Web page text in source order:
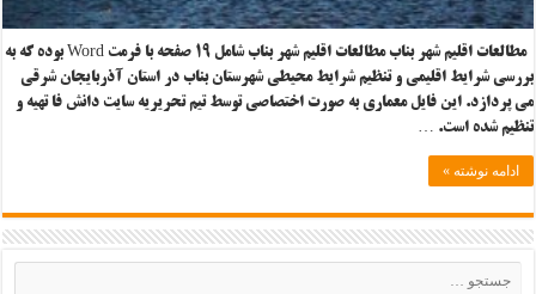
مطالعات اقلیم شهر بناب مطالعات اقلیم شهر بناب شامل ۱۹ صفحه با فرمت Word بوده که به
بررسی شرایط اقلیمی و تنظیم شرایط محیطی شهرستان بناب در استان آذربایجان شرقی
می پردازد. این فایل معماری به صورت اختصاصی توسط تیم تحریریه سایت دانش فا تهیه و
تنظیم شده است. …
ادامه نوشته »